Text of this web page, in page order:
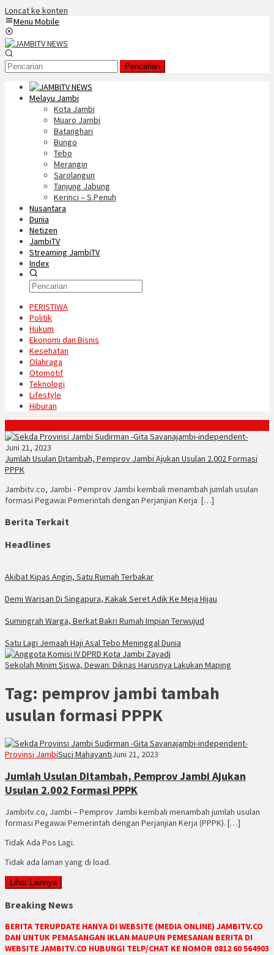
Loncat ke konten
Menu Mobile
Pencarian
Melayu Jambi
Kota Jambi
Muaro Jambi
Batanghari
Bungo
Tebo
Merangin
Sarolangun
Tanjung Jabung
Kerinci – S.Penuh
Nusantara
Dunia
Netizen
JambiTV
Streaming JambiTV
Index
PERISTIWA
Politik
Hukum
Ekonomi dan Bisnis
Kesehatan
Olahraga
Otomotif
Teknologi
Lifestyle
Hiburan
Juni 21, 2023
Jumlah Usulan Ditambah, Pemprov Jambi Ajukan Usulan 2.002 Formasi
PPPK
Jambitv.co, Jambi - Pemprov Jambi kembali menambah jumlah usulan
formasi Pegawai Pemerintah dengan Perjanjian Kerja […]
Berita Terkait
Headlines
Akibat Kipas Angin, Satu Rumah Terbakar
Demi Warisan Di Singapura, Kakak Seret Adik Ke Meja Hijau
Sumingrah Warga, Berkat Bakri Rumah Impian Terwujud
Satu Lagi Jemaah Haji Asal Tebo Meninggal Dunia
Sekolah Minim Siswa, Dewan: Diknas Harusnya Lakukan Maping
Tag: pemprov jambi tambah
usulan formasi PPPK
Provinsi JambiSuci MahayantiJuni 21, 2023
Jumlah Usulan Ditambah, Pemprov Jambi Ajukan
Usulan 2.002 Formasi PPPK
Jambitv.co, Jambi – Pemprov Jambi kembali menambah jumlah usulan
formasi Pegawai Pemerintah dengan Perjanjian Kerja (PPPK). […]
Tidak Ada Pos Lagi.
Tidak ada laman yang di load.
Lihat Lainnya
Breaking News
BERITA TERUPDATE HANYA DI WEBSITE (MEDIA ONLINE) JAMBITV.CO
DAN UNTUK PEMASANGAN IKLAN MAUPUN PEMESANAN BERITA DI
WEBSITE JAMBITV.CO HUBUNGI TELP/CHAT KE NOMOR 0812 60 564903